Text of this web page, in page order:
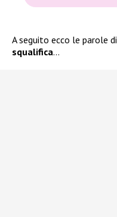
A seguito ecco le parole di
squalifica…